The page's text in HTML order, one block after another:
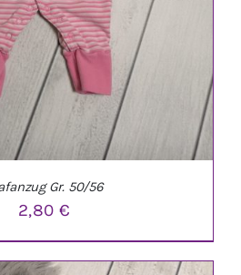
Gr. 50/56
2,80 €